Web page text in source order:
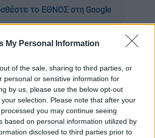
My Personal Information
of the sale, sharing to third parties, or
personal or sensitive information for
by us, please use the below opt-out
selection. Please note that after your
you may continue seeing
based on personal information utilized by
disclosed to third parties prior to
το ΕΘΝΟΣ στη Google
του στηνΕλληνική Ομάδα
με ανάρτησή του
τοΠροξενείο της Τουρκίας
, όπου αναφέρει ότι
σε συνεργασία με τούρκικες
να διασώσουν τρεις
τα ερείπια στην
.